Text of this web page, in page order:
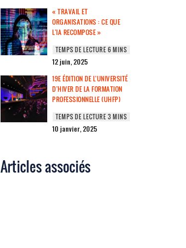
« TRAVAIL ET
ORGANISATIONS : CE QUE
L’IA RECOMPOSE »
12 juin, 2025
19E ÉDITION DE L’UNIVERSITÉ
D’HIVER DE LA FORMATION
PROFESSIONNELLE (UHFP)
10 janvier, 2025
Articles associés